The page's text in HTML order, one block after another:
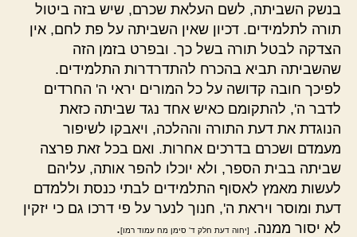
בנשק השביתה, לשם העלאת שכרם, שיש בזה ביטול
תורה לתלמידים. דכיון שאין השביתה על פת לחם, אין
הצדקה לבטל תורה בשל כך. ובפרט בזמן הזה
שהשביתה תביא בהכרח להתדרדרות התלמידים.
לפיכך חובה קדושה על כל המורים יראי ה' החרדים
לדבר ה', להתקומם כאיש אחד נגד שביתה כזאת
הנוגדת את דעת התורה וההלכה, ויאבקו לשיפור
מעמדם ושכרם בדרכים אחרות. ואם בכל זאת פרצה
שביתה בבית הספר, ולא יוכלו להפר אותה, עליהם
לעשות מאמץ לאסוף התלמידים לבתי כנסת וללמדם
דעת ומוסר ויראת ה', חנוך לנער על פי דרכו גם כי יזקין
לא יסור ממנה.
[יחוה דעת חלק ד' סימן מח עמוד רמו].